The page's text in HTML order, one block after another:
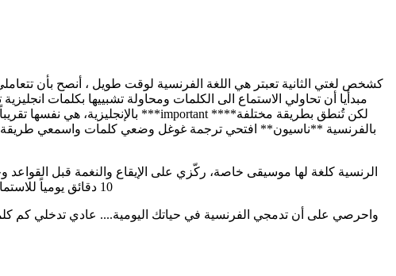
كشخص لغتي الثانية تعبتر هي اللغة الفرنسية لوقت طويل ، أنصح بأن تتعاملي
مبدأيا أن تحاولي الاستماع الى الكلمات ومحاولة تشبييها بكلمات
الرنسية كلغة لها موسيقى خاصة، ركّزي على الإيقاع والنغمة قبل
10 دقائق يومياً للاستماع لشيء بالرنسي مثل قصص أو بودكاست بكلام بطيء ، حتى لو ما فهمتي شي عادي، المهم الموسيقى تدخل في عقلك ويتعود عليها
واحرصي على أن تدمجي الفرنسية في حياتك اليومية.... عادي تدخلي